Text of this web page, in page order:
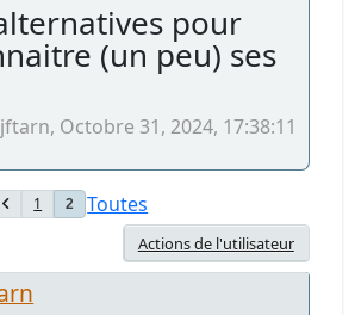
pour
(un peu) ses
Octobre 31, 2024, 17:38:11
1 2 Toutes
Actions de l'utilisateur